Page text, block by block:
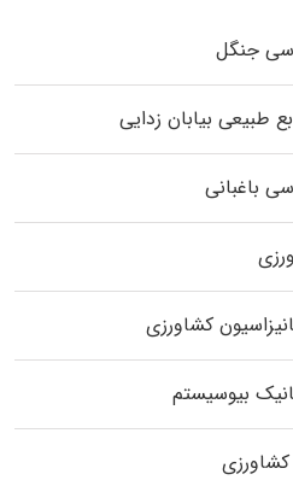
جنگل
طبیعی بیابان زدایی
باغبانی
کشاورزی
بیوسیستم
کشاورزی